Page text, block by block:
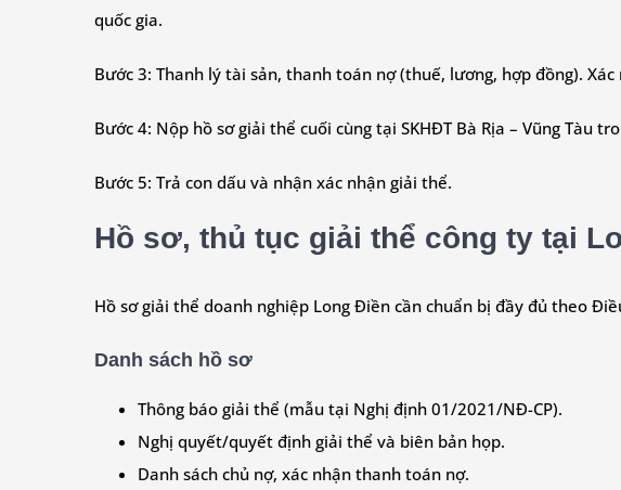
quốc gia.
Bước 3: Thanh lý tài sản, thanh toán nợ (thuế, lương, hợp đồng).
Bước 4: Nộp hồ sơ giải thể cuối cùng tại SKHĐT Bà Rịa – Vũng Tàu
Bước 5: Trả con dấu và nhận xác nhận giải thể.
Hồ sơ, thủ tục giải thể công ty tại
Hồ sơ giải thể doanh nghiệp Long Điền cần chuẩn bị đầy đủ theo
Danh sách hồ sơ
Thông báo giải thể (mẫu tại Nghị định 01/2021/NĐ-CP).
Nghị quyết/quyết định giải thể và biên bản họp.
Danh sách chủ nợ, xác nhận thanh toán nợ.